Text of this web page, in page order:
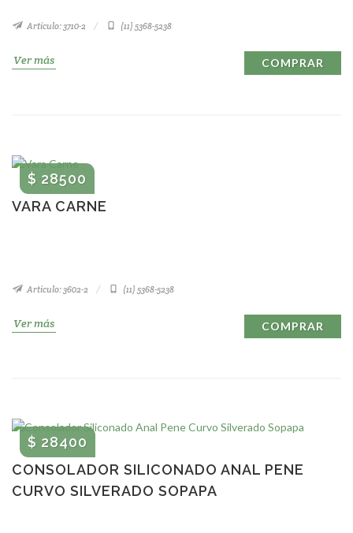
Artículo: 3710-2 (11) 5368-5238
Ver más COMPRAR
VARA CARNE
$ 28500
Artículo: 3602-2 (11) 5368-5238
Ver más COMPRAR
CONSOLADOR SILICONADO ANAL PENE
CURVO SILVERADO SOPAPA
$ 28400